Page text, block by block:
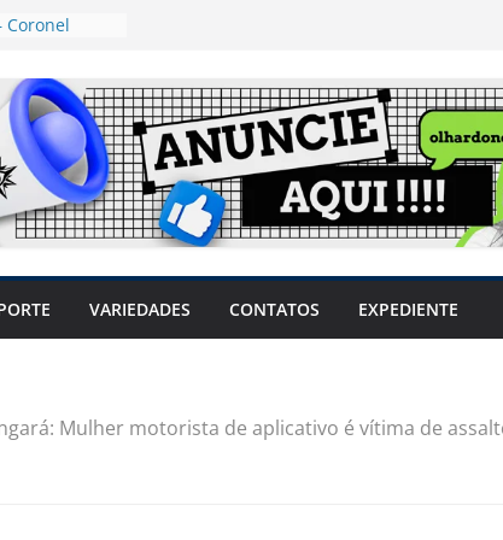
Coronel
mulheres
travar o
produtores
sem
sintomas,
VARIEDADES CONTATOS EXPEDIENTE
Mulher motorista de aplicativo é vítima de